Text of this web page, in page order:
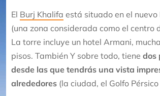
El Burj Khalifa está situado en el
(una zona considerada como el centro
La torre incluye un hotel Armani,
pisos. También Y sobre todo, tienedos
desde las que tendrás una vista
alrededores (la ciudad, el Golfo